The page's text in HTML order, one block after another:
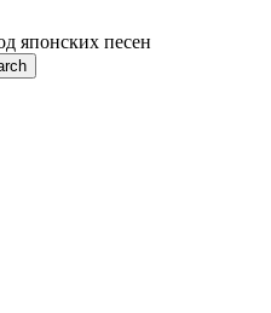
японских песен